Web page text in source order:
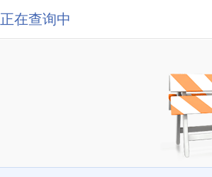
正在查询中